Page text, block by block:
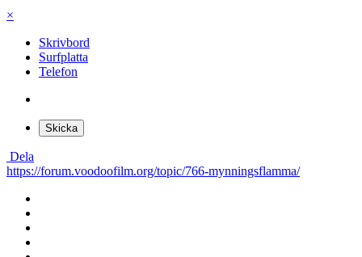
×
Skrivbord
Surfplatta
Telefon
Skicka
Dela
https://forum.voodoofilm.org/topic/766-mynningsflamma/